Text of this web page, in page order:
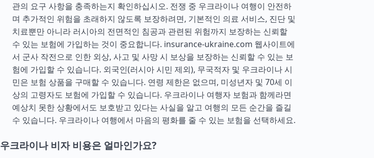
관의 요구 사항을 충족하는지 확인하십시오. 전쟁 중 우크라이나 여행이 안전하
며 추가적인 위험을 초래하지 않도록 보장하려면, 기본적인 의료 서비스, 진단 및
치료뿐만 아니라 러시아의 전면적인 침공과 관련된 위험까지 보장하는 신뢰할
수 있는 보험에 가입하는 것이 중요합니다. insurance-ukraine.com 웹사이트에
서 군사 작전으로 인한 외상, 사고 및 사망 시 보상을 보장하는 신뢰할 수 있는 보
험에 가입할 수 있습니다. 외국인(러시아 시민 제외), 무국적자 및 우크라이나 시
민은 보험 상품을 구매할 수 있습니다. 연령 제한은 없으며, 미성년자 및 70세 이
상의 고령자도 보험에 가입할 수 있습니다. 우크라이나 여행자 보험과 함께라면
예상치 못한 상황에서도 보호받고 있다는 사실을 알고 여행의 모든 순간을 즐길
수 있습니다. 우크라이나 여행에서 마음의 평화를 줄 수 있는 보험을 선택하세요.
우크라이나 비자 비용은 얼마인가요?